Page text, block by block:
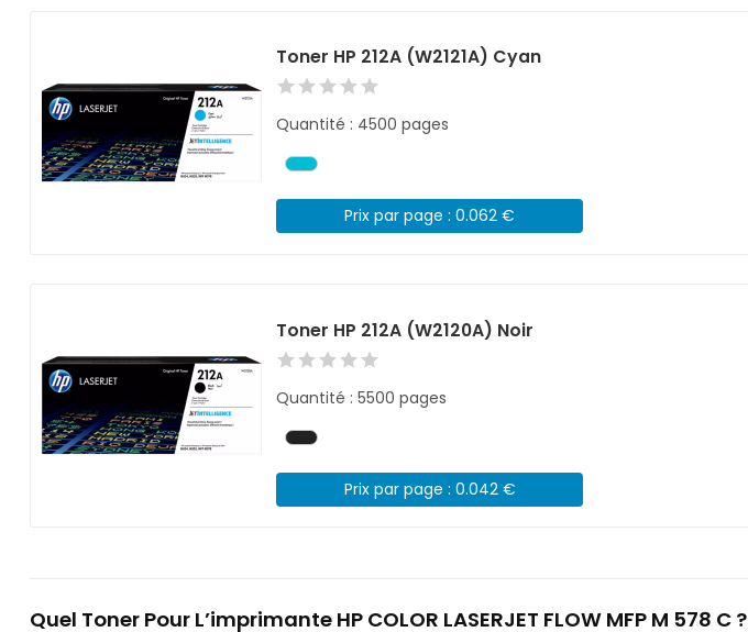
Toner HP 212A (W2121A) Cyan
Quantité : 4500 pages
Prix par page : 0.062 €
Toner HP 212A (W2120A) Noir
Quantité : 5500 pages
Prix par page : 0.042 €
Quel Toner Pour L’imprimante HP COLOR LASERJET FLOW MFP M 578 C ?